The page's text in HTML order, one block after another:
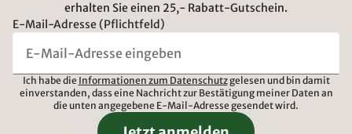
erhalten Sie einen 25,- Rabatt-Gutschein.
E-Mail-Adresse (Pflichtfeld)
Ich habe die Informationen zum Datenschutzgelesen und bin damit
einverstanden, dass eine Nachricht zur Bestätigung meiner Daten an
die unten angegebene E-Mail-Adresse gesendet wird.